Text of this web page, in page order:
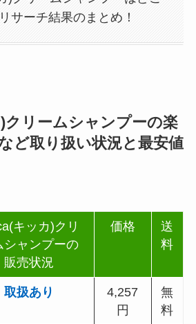
サーチ結果のまとめ！
リームシャンプーの楽
ど取り扱い状況と最安値
キッカ)クリ
シャンプーの
販売状況
価格
送
料
取扱あり
4,257
円
無
料